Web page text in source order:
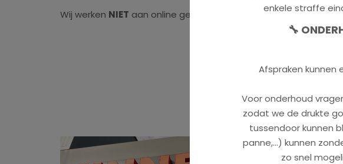
Wij werken NIET aan online gekochte fietsen en
enkele straffe
🔧
Afspraken kunnen
Voor onderhoud
zodat we de drukte
tussendoor kunnen
panne,...) kunnen
zo snel